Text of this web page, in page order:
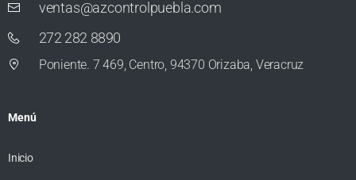
ventas@azcontrolpuebla.com
272 282 8890
Poniente. 7 469, Centro, 94370 Orizaba, Veracruz
Menú
Inicio